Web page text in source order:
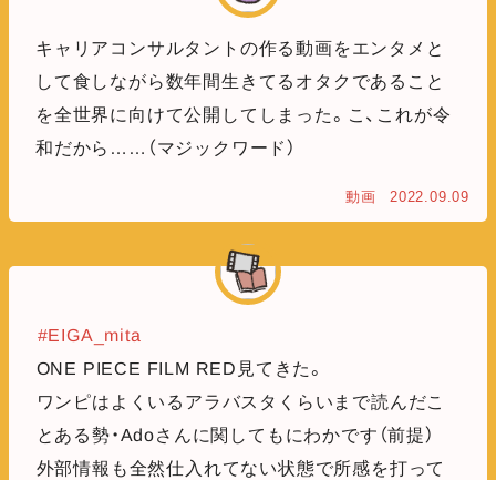
キャリアコンサルタントの作る動画をエンタメと
して食しながら数年間生きてるオタクであること
を全世界に向けて公開してしまった。こ、これが令
和だから……（マジックワード）
動画 2022.09.09
#EIGA_mita
ONE PIECE FILM RED見てきた。
ワンピはよくいるアラバスタくらいまで読んだこ
とある勢・Adoさんに関してもにわかです（前提）
外部情報も全然仕入れてない状態で所感を打って